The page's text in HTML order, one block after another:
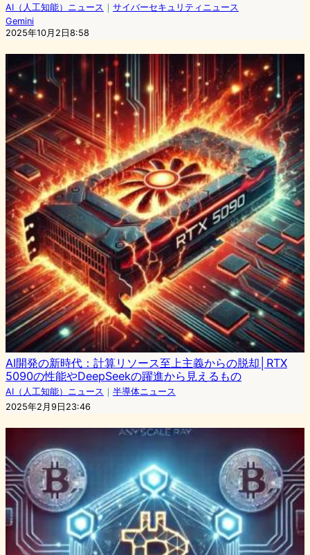
AI（人工知能）ニュース ｜ サイバーセキュリティニュース
Gemini
2025年10月2日8:58
AI開発の新時代：計算リソース至上主義からの脱却│RTX
5090の性能やDeepSeekの躍進から見えるもの
AI（人工知能）ニュース ｜ 半導体ニュース
2025年2月9日23:46